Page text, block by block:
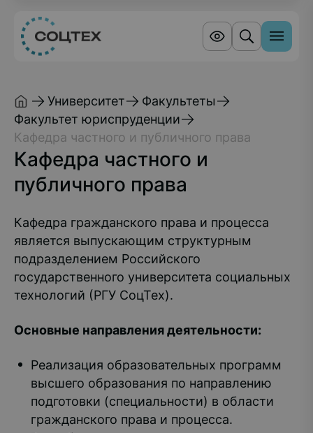
Университет
Факультеты
Факультет юриспруденции
Кафедра частного и публичного права
Кафедра частного и
публичного права
Кафедра гражданского права и процесса
является выпускающим структурным
подразделением Российского
государственного университета социальных
технологий (РГУ СоцТех).
Основные направления деятельности:
Реализация образовательных программ
высшего образования по направлению
подготовки (специальности) в области
гражданского права и процесса.